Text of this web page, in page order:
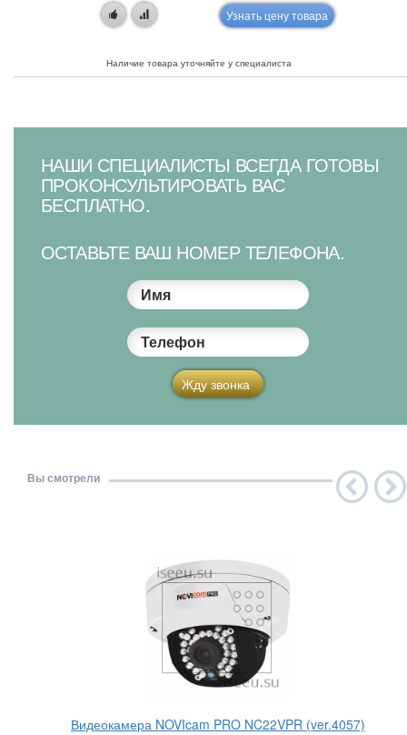
Узнать цену товара
Наличие товара уточняйте у специалиста
НАШИ СПЕЦИАЛИСТЫ ВСЕГДА ГОТОВЫ
ПРОКОНСУЛЬТИРОВАТЬ ВАС
БЕСПЛАТНО.
ОСТАВЬТЕ ВАШ НОМЕР ТЕЛЕФОНА.
Имя
Телефон
Жду звонка
Вы смотрели
Видеокамера NOVIcam PRO NC22VPR (ver.4057)